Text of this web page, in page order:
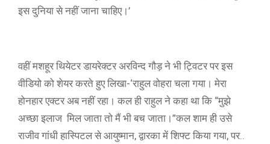
इस दुनिया से नहीं जाना चाहिए।’
वहीं मशहूर थियेटर डायरेक्टर अरविन्द गौड़ ने भी ट्विटर पर इस
वीडियो को शेयर करते हुए लिखा-‘राहुल वोहरा चला गया। मेरा
होनहार एक्टर अब नहीं रहा। कल ही राहुल ने कहा था कि “मुझे
अच्छा इलाज मिल जाता तो मैं भी बच जाता।”कल शाम ही उसे
राजीव गांधी हास्पिटल से आयुष्मान, द्वारका में शिफ्ट किया गया, पर..